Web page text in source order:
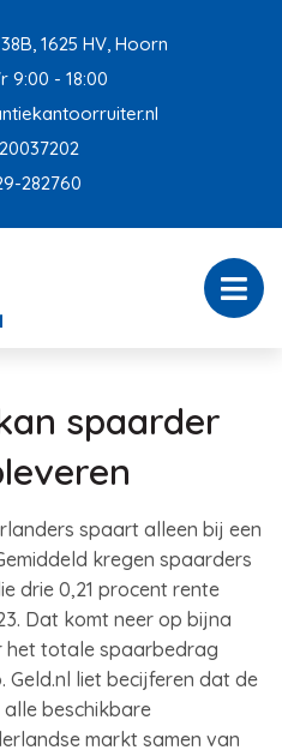
1625 HV, Hoorn
9:00 - 18:00
282760
spaarder
spaart alleen bij een
kregen spaarders
drie 0,21 procent rente
Dat komt neer op bijna
het totale spaarbedrag
Geld.nl liet becijferen dat de
beschikbare
markt samen van